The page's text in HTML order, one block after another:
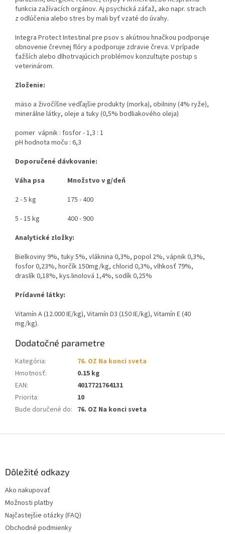
funkcia zažívacích orgánov. Aj psychická záťaž, ako napr. strach
z odlúčenia alebo stres by mali byť vzaté do úvahy.
Integra Protect Intestinal pre psov s akútnou hnačkou podporuje
obnovenie črevnej flóry a podporuje zdravie čreva. V prípade
ťažších alebo dlhotrvajúcich problémov konzultujte postup s
veterinárom.
Zloženie:
mäso a živočíšne vedľajšie produkty (morka), obilniny (4% ryže),
minerálne látky, oleje a tuky (0,5% bodliakového oleja)
pomer vápnik : fosfor - 1,3 : 1
pH hodnota moču : 6,3
Doporučené dávkovanie:
Váha psa
Množstvo v g/deň
2 - 5 kg
175 - 400
5 - 15 kg
400 - 900
Analytické zložky:
Bielkoviny 9%, tuky 5%, vláknina 0,3%, popol 2%, vápnik 0,3%,
fosfor 0,23%, horčík 150mg/kg, chlorid 0,3%, vlhkosť 79%,
draslík 0,18%, kys.linolová 1,4%, sodík 0,25%
Prídavné látky:
Vitamín A (12.000 IE/kg), Vitamín D3 (150 IE/kg), Vitamín E (40
mg/kg).
Dodatočné parametre
Kategória:
76. OZ Na konci sveta
Hmotnosť:
0.15 kg
EAN:
4017721764131
Priorita:
10
Bude doručené do: 76. OZ Na konci sveta
Dôležité odkazy
Ako nakupovať
Možnosti platby
Najčastejšie otázky (FAQ)
Obchodné podmienky